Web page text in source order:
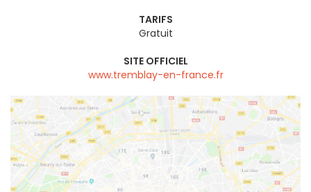
TARIFS
Gratuit
SITE OFFICIEL
www.tremblay-en-france.fr